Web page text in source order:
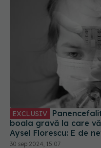
EXCLUSIV
boala gravă la care
Aysel Florescu: E de
8 - 10 ani de la infecție
30 sep 2024, 15:07